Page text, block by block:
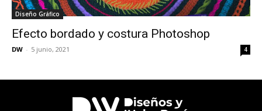
Diseño Gráfico
Efecto bordado y costura Photoshop
DW - 5 junio, 2021 4